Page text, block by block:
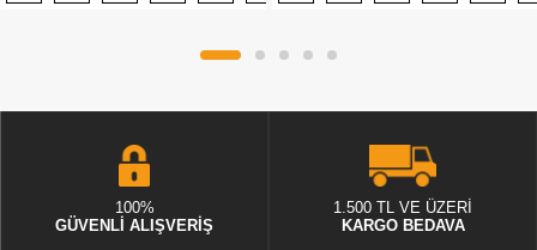
100%
GÜVENLİ ALIŞVERİŞ
1.500 TL VE ÜZERİ
KARGO BEDAVA